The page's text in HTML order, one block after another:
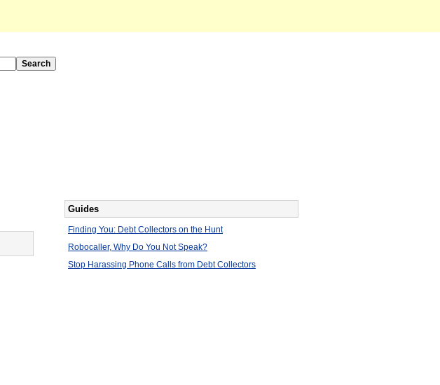
Guides
Finding You: Debt Collectors on the Hunt
Robocaller, Why Do You Not Speak?
Stop Harassing Phone Calls from Debt Collectors